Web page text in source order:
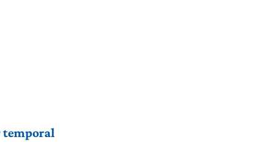
temporal